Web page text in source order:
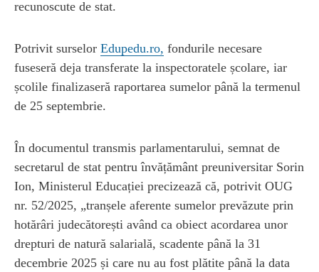
recunoscute de stat.
Potrivit surselor Edupedu.ro, fondurile necesare
fuseseră deja transferate la inspectoratele școlare, iar
școlile finalizaseră raportarea sumelor până la termenul
de 25 septembrie.
În documentul transmis parlamentarului, semnat de
secretarul de stat pentru învățământ preuniversitar Sorin
Ion, Ministerul Educației precizează că, potrivit OUG
nr. 52/2025, „tranșele aferente sumelor prevăzute prin
hotărâri judecătorești având ca obiect acordarea unor
drepturi de natură salarială, scadente până la 31
decembrie 2025 și care nu au fost plătite până la data